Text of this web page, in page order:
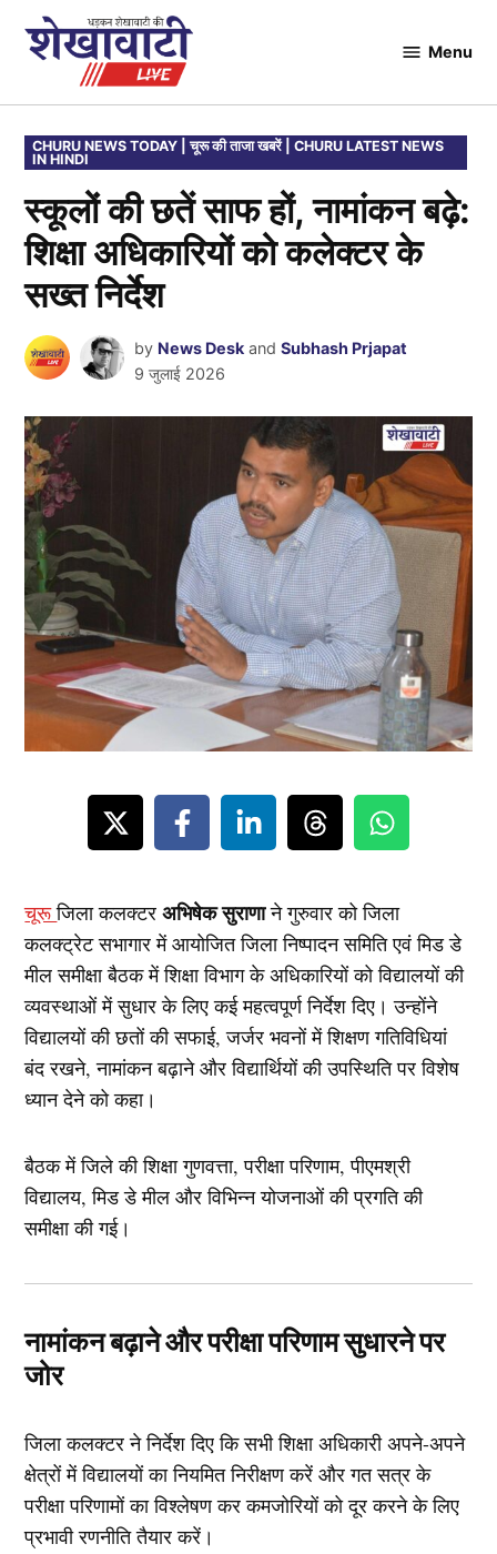
Menu
POSTED
IN
CHURU NEWS TODAY | चूरू की ताजा खबरें | CHURU LATEST NEWS
IN HINDI
स्कूलों की छतें साफ हों, नामांकन बढ़े:
शिक्षा अधिकारियों को कलेक्टर के
सख्त निर्देश
by News Desk andSubhash Prjapat
9 जुलाई 2026
चूरूजिला कलक्टरअभिषेक सुराणाने गुरुवार को जिला
कलक्ट्रेट सभागार में आयोजित जिला निष्पादन समिति एवं मिड डे
मील समीक्षा बैठक में शिक्षा विभाग के अधिकारियों को विद्यालयों की
व्यवस्थाओं में सुधार के लिए कई महत्वपूर्ण निर्देश दिए। उन्होंने
विद्यालयों की छतों की सफाई, जर्जर भवनों में शिक्षण गतिविधियां
बंद रखने, नामांकन बढ़ाने और विद्यार्थियों की उपस्थिति पर विशेष
ध्यान देने को कहा।
बैठक में जिले की शिक्षा गुणवत्ता, परीक्षा परिणाम, पीएमश्री
विद्यालय, मिड डे मील और विभिन्न योजनाओं की प्रगति की
समीक्षा की गई।
नामांकन बढ़ाने और परीक्षा परिणाम सुधारने पर
जोर
जिला कलक्टर ने निर्देश दिए कि सभी शिक्षा अधिकारी अपने-अपने
क्षेत्रों में विद्यालयों का नियमित निरीक्षण करें और गत सत्र के
परीक्षा परिणामों का विश्लेषण कर कमजोरियों को दूर करने के लिए
प्रभावी रणनीति तैयार करें।